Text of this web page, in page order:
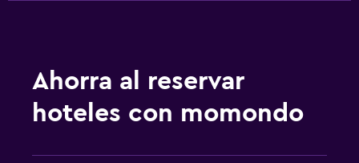
Ahorra al reservar
hoteles con momondo